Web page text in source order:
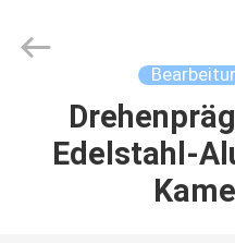
HAUSE
Ltd..
Edelstahl-